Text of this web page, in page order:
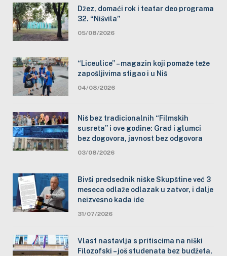
Džez, domaći rok i teatar deo programa
32. “Nišvila”
05/08/2026
“Liceulice” – magazin koji pomaže teže
zapošljivima stigao i u Niš
04/08/2026
Niš bez tradicionalnih “Filmskih
susreta” i ove godine: Grad i glumci
bez dogovora, javnost bez odgovora
03/08/2026
Bivši predsednik niške Skupštine već 3
meseca odlaže odlazak u zatvor, i dalje
neizvesno kada ide
31/07/2026
Vlast nastavlja s pritiscima na niški
Filozofski – još studenata bez budžeta,